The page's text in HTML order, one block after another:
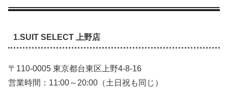
1.SUIT SELECT 上野店
〒110-0005 東京都台東区上野4-8-16
営業時間：11:00～20:00（土日祝も同じ）